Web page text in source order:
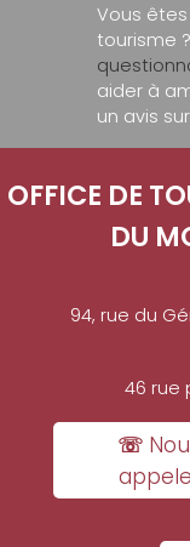
Vous
tourisme ?
aider à
un avis sur
OFFICE DE
DU
94, rue du
46 rue
☏